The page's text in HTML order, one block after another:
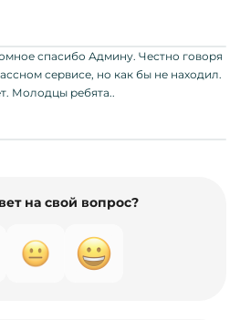
спасибо Админу. Честно говоря
сервисе, но как бы не находил.
Молодцы ребята..
на свой вопрос?